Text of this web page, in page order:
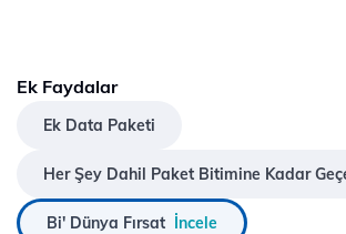
Ek Faydalar
Ek Data Paketi
Her Şey Dahil Paket Bitimine Kadar
Bi' Dünya Fırsat İncele